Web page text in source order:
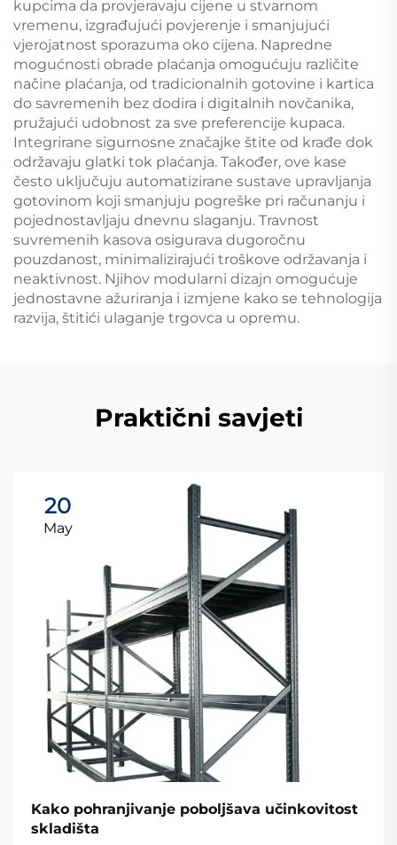
kupcima da provjeravaju cijene u stvarnom
vremenu, izgrađujući povjerenje i smanjujući
vjerojatnost sporazuma oko cijena. Napredne
mogućnosti obrade plaćanja omogućuju različite
načine plaćanja, od tradicionalnih gotovine i kartica
do savremenih bez dodira i digitalnih novčanika,
pružajući udobnost za sve preferencije kupaca.
Integrirane sigurnosne značajke štite od krađe dok
održavaju glatki tok plaćanja. Također, ove kase
često uključuju automatizirane sustave upravljanja
gotovinom koji smanjuju pogreške pri računanju i
pojednostavljaju dnevnu slaganju. Travnost
suvremenih kasova osigurava dugoročnu
pouzdanost, minimalizirajući troškove održavanja i
neaktivnost. Njihov modularni dizajn omogućuje
jednostavne ažuriranja i izmjene kako se tehnologija
razvija, štitići ulaganje trgovca u opremu.
Praktični savjeti
20
May
Kako pohranjivanje poboljšava učinkovitost
skladišta